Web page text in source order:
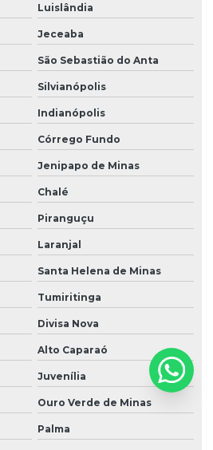
Luislândia
Jeceaba
São Sebastião do Anta
Silvianópolis
Indianópolis
Córrego Fundo
Jenipapo de Minas
Chalé
Piranguçu
Laranjal
Santa Helena de Minas
Tumiritinga
Divisa Nova
Alto Caparaó
Juvenília
Ouro Verde de Minas
Palma